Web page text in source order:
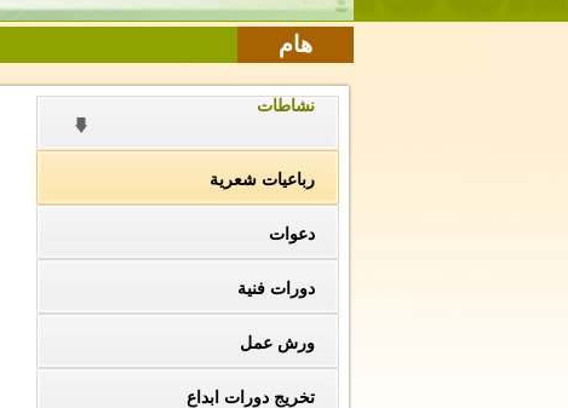
هام
نشاطات
رباعيات شعرية
دعوات
دورات فنية
ورش عمل
تخريج دورات ابداع